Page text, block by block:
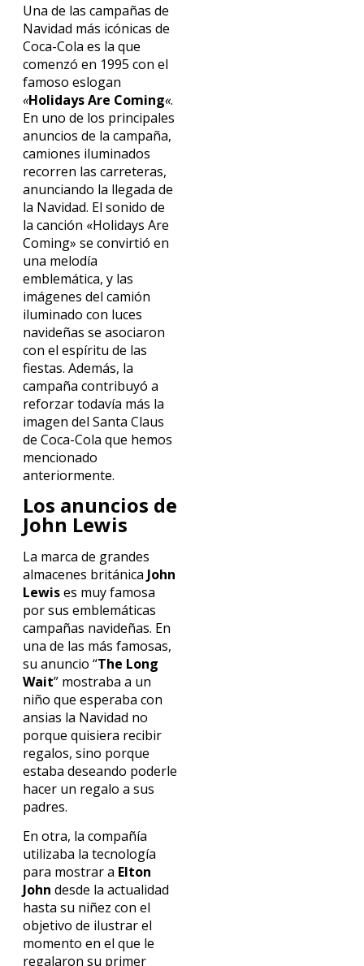
Una de las campañas de
Navidad más icónicas de
Coca-Cola es la que
comenzó en 1995 con el
famoso eslogan
«Holidays Are Coming«.
En uno de los principales
anuncios de la campaña,
camiones iluminados
recorren las carreteras,
anunciando la llegada de
la Navidad. El sonido de
la canción «Holidays Are
Coming» se convirtió en
una melodía
emblemática, y las
imágenes del camión
iluminado con luces
navideñas se asociaron
con el espíritu de las
fiestas. Además, la
campaña contribuyó a
reforzar todavía más la
imagen del Santa Claus
de Coca-Cola que hemos
mencionado
anteriormente.
Los anuncios de
John Lewis
La marca de grandes
almacenes británica John
Lewises muy famosa
por sus emblemáticas
campañas navideñas. En
una de las más famosas,
su anuncio “The Long
Wait” mostraba a un
niño que esperaba con
ansias la Navidad no
porque quisiera recibir
regalos, sino porque
estaba deseando poderle
hacer un regalo a sus
padres.
En otra, la compañía
utilizaba la tecnología
para mostrar a Elton
John desde la actualidad
hasta su niñez con el
objetivo de ilustrar el
momento en el que le
regalaron su primer